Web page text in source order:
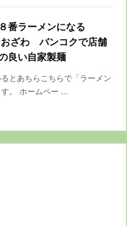
番ラーメンになる
おざわ バンコクで店舗
良い自家製麺
とあちらこちらで「ラーメン
。 ホームペー ...